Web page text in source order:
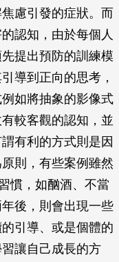
慮引發的症狀。而
認知，由於每個人
提出預防的訓練模
導到正向的思考，
如將抽象的影像式
較客觀的認知，並
有利的方式則是因
則，有些案例雖然
慣，如酗酒、不當
後，則會出現一些
引導、或是個體的
讓自己成長的方